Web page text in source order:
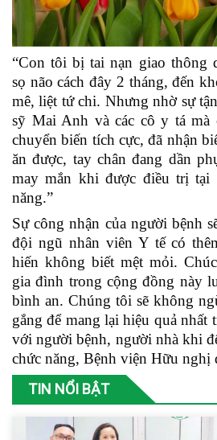
“Con tôi bị tai nạn giao thông
sọ não cách đây 2 tháng, đến
mê, liệt tứ chi. Nhưng nhờ sự
sỹ Mai Anh và các cô y tá mà
chuyển biến tích cực, đã nhận
ăn được, tay chân đang dần
may mắn khi được điều trị tại
năng.”
Sự công nhận của người bệnh
đội ngũ nhân viên Y tế có
hiến không biết mệt mỏi.
gia đình trong cộng đồng này
bình an. Chúng tôi sẽ không
gắng để mang lại hiệu quả nhất
với người bệnh, người nhà khi
chức năng, Bệnh viện Hữu nghị
TIN NỔI BẬT